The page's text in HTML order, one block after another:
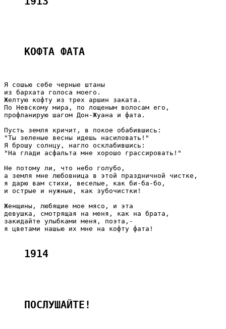
КОФТА ФАТА
Я сошью себе черные штаны
из бархата голоса моего.
Желтую кофту из трех аршин заката.
По Невскому мира, по лощеным волосам его,
профланирую шагом Дон-Жуана и фата.
Пусть земля кричит, в покое обабившись:
"Ты зеленые весны идешь насиловать!"
Я брошу солнцу, нагло осклабившись:
"На глади асфальта мне хорошо грассировать!"
Не потому ли, что небо голубо,
а земля мне любовница в этой праздничной чистке,
я дарю вам стихи, веселые, как би-ба-бо,
и острые и нужные, как зубочистки!
Женщины, любящие мое мясо, и эта
девушка, смотрящая на меня, как на брата,
закидайте улыбками меня, поэта,-
я цветами нашью их мне на кофту фата!
1914
ПОСЛУШАЙТЕ!